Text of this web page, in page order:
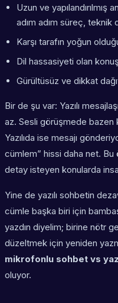
Uzun ve yapılandırılmış
adım adım süreç, teknik
Karşı tarafın yoğun
Dil hassasiyeti olan
Gürültüsüz ve dikkat
Bir de şu var: Yazılı
az. Sesli görüşmede bazen
Yazılıda ise mesajı
cümlem” hissi daha net. Bu
detay isteyen konularda
Yine de yazılı sohbetin
cümle başka biri için
yazdın diyelim; birine nötr
düzeltmek için yeniden
mikrofonlu sohbet vs
oluyor.